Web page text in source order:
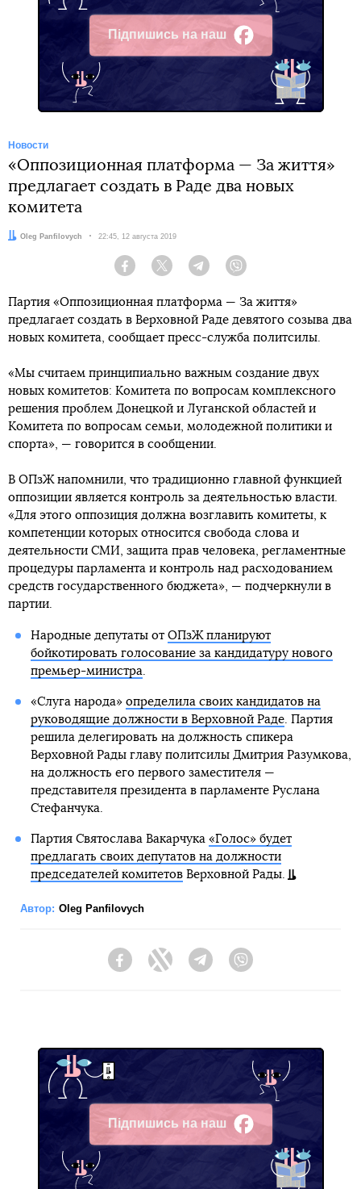
Підпишись на наш
Facebook
Новости
«Оппозиционная платформа — За життя»
предлагает создать в Раде два новых
комитета
Автор:
Oleg Panfilovych Дата:
22:45, 12 августа 2019
Facebook Twitter Telegram
Партия «Оппозиционная платформа — За життя»
предлагает создать в Верховной Раде девятого созыва два
новых комитета, сообщает пресс-служба политсилы.
«Мы считаем принципиально важным создание двух
новых комитетов: Комитета по вопросам комплексного
решения проблем Донецкой и Луганской областей и
Комитета по вопросам семьи, молодежной политики и
спорта», — говорится в сообщении.
В ОПзЖ напомнили, что традиционно главной функцией
оппозиции является контроль за деятельностью власти.
«Для этого оппозиция должна возглавить комитеты, к
компетенции которых относится свобода слова и
деятельности СМИ, защита прав человека, регламентные
процедуры парламента и контроль над расходованием
средств государственного бюджета», — подчеркнули в
партии.
Народные депутаты от ОПзЖ планируют
бойкотировать голосование за кандидатуру нового
премьер-министра
«Слуга народа» определила своих кандидатов на
руководящие должности в Верховной Раде. Партия
решила делегировать на должность спикера
Верховной Рады главу политсилы Дмитрия Разумкова,
на должность его первого заместителя —
представителя президента в парламенте Руслана
Стефанчука.
Партия Святослава Вакарчука «Голос» будет
предлагать своих депутатов на должности
председателей комитетовВерховной Рады.
Автор: Oleg Panfilovych
FacebookTwitter Telegram
Підпишись на наш
Facebook